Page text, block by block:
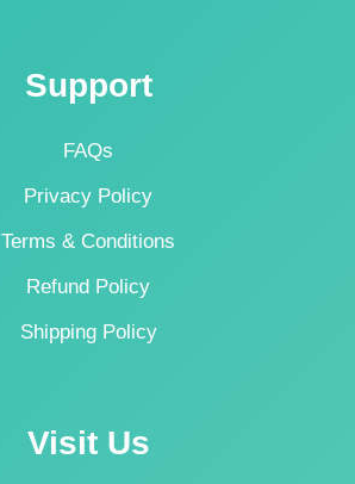
Support
FAQs
Privacy Policy
Terms & Conditions
Refund Policy
Shipping Policy
Visit Us